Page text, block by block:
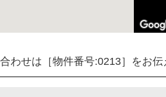
わせは［物件番号:0213］をお